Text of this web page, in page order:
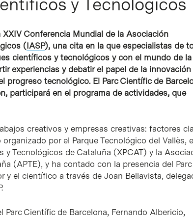
y Tecnológicos
Conferencia Mundial de la Asociación
(IASP), una cita en la que especialistas de
científicos y tecnológicos y con el mundo de la
experiencias y debatir el papel de la
tecnológico. El Parc Científic de
participará en el programa de actividades, que
creativos y empresas creativas: factores
por el Parque Tecnológico del Vallès,
Tecnológicos de Cataluña (XPCAT) y la
(APTE), y ha contado con la presencia del Parc
y el científico a través de Joan Bellavista,
Científic de Barcelona, Fernando Albericio,